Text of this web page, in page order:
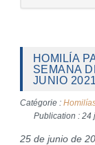
HOMILÍA
SEMANA
JUNIO
Catégorie :
Publication : 24
25 de junio de